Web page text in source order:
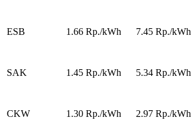
ESB 1.66 Rp./kWh 7.45 Rp./kWh
SAK 1.45 Rp./kWh 5.34 Rp./kWh
CKW 1.30 Rp./kWh 2.97 Rp./kWh